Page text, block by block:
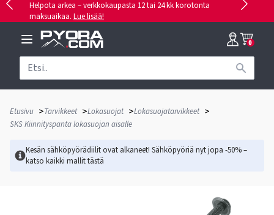
Helpota arkea – verkkokaupasta 12 tai 24 kk korotonta
maksuaikaa. Lue lisää!
0
Etusivu >Tarvikkeet >Lokasuojat >Lokasuojatarvikkeet >
SKS Kiinnityspanta lokasuojan aisalle
Kesän sähköpyörädiilit ovat alkaneet! Sähköpyöriä nyt jopa -50% –
katso kaikki mallittästä